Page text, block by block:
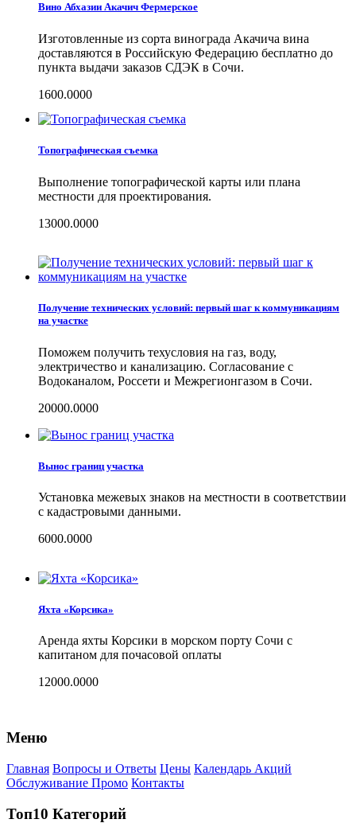
Вино Абхазии Акачич Фермерское
Изготовленные из сорта винограда Акачича вина
доставляются в Российскую Федерацию бесплатно до
пункта выдачи заказов СДЭК в Сочи.
1600.0000
Топографическая съемка
Выполнение топографической карты или плана
местности для проектирования.
13000.0000
Получение технических условий: первый шаг к коммуникациям
на участке
Поможем получить техусловия на газ, воду,
электричество и канализацию. Согласование с
Водоканалом, Россети и Межрегионгазом в Сочи.
20000.0000
Вынос границ участка
Установка межевых знаков на местности в соответствии
с кадастровыми данными.
6000.0000
Яхта «Корсика»
Аренда яхты Корсики в морском порту Сочи с
капитаном для почасовой оплаты
12000.0000
Меню
Главная Вопросы и Ответы Цены Календарь Акций
Обслуживание Промо Контакты
Топ10 Категорий